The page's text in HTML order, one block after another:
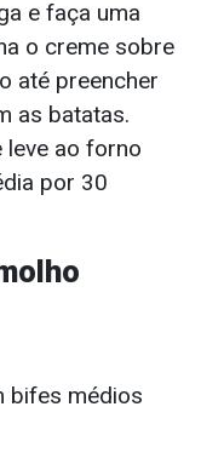
e faça uma
o creme sobre
até preencher
as batatas.
leve ao forno
por 30
bifes médios